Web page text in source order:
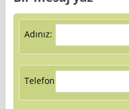
Adınız:
Telefon: